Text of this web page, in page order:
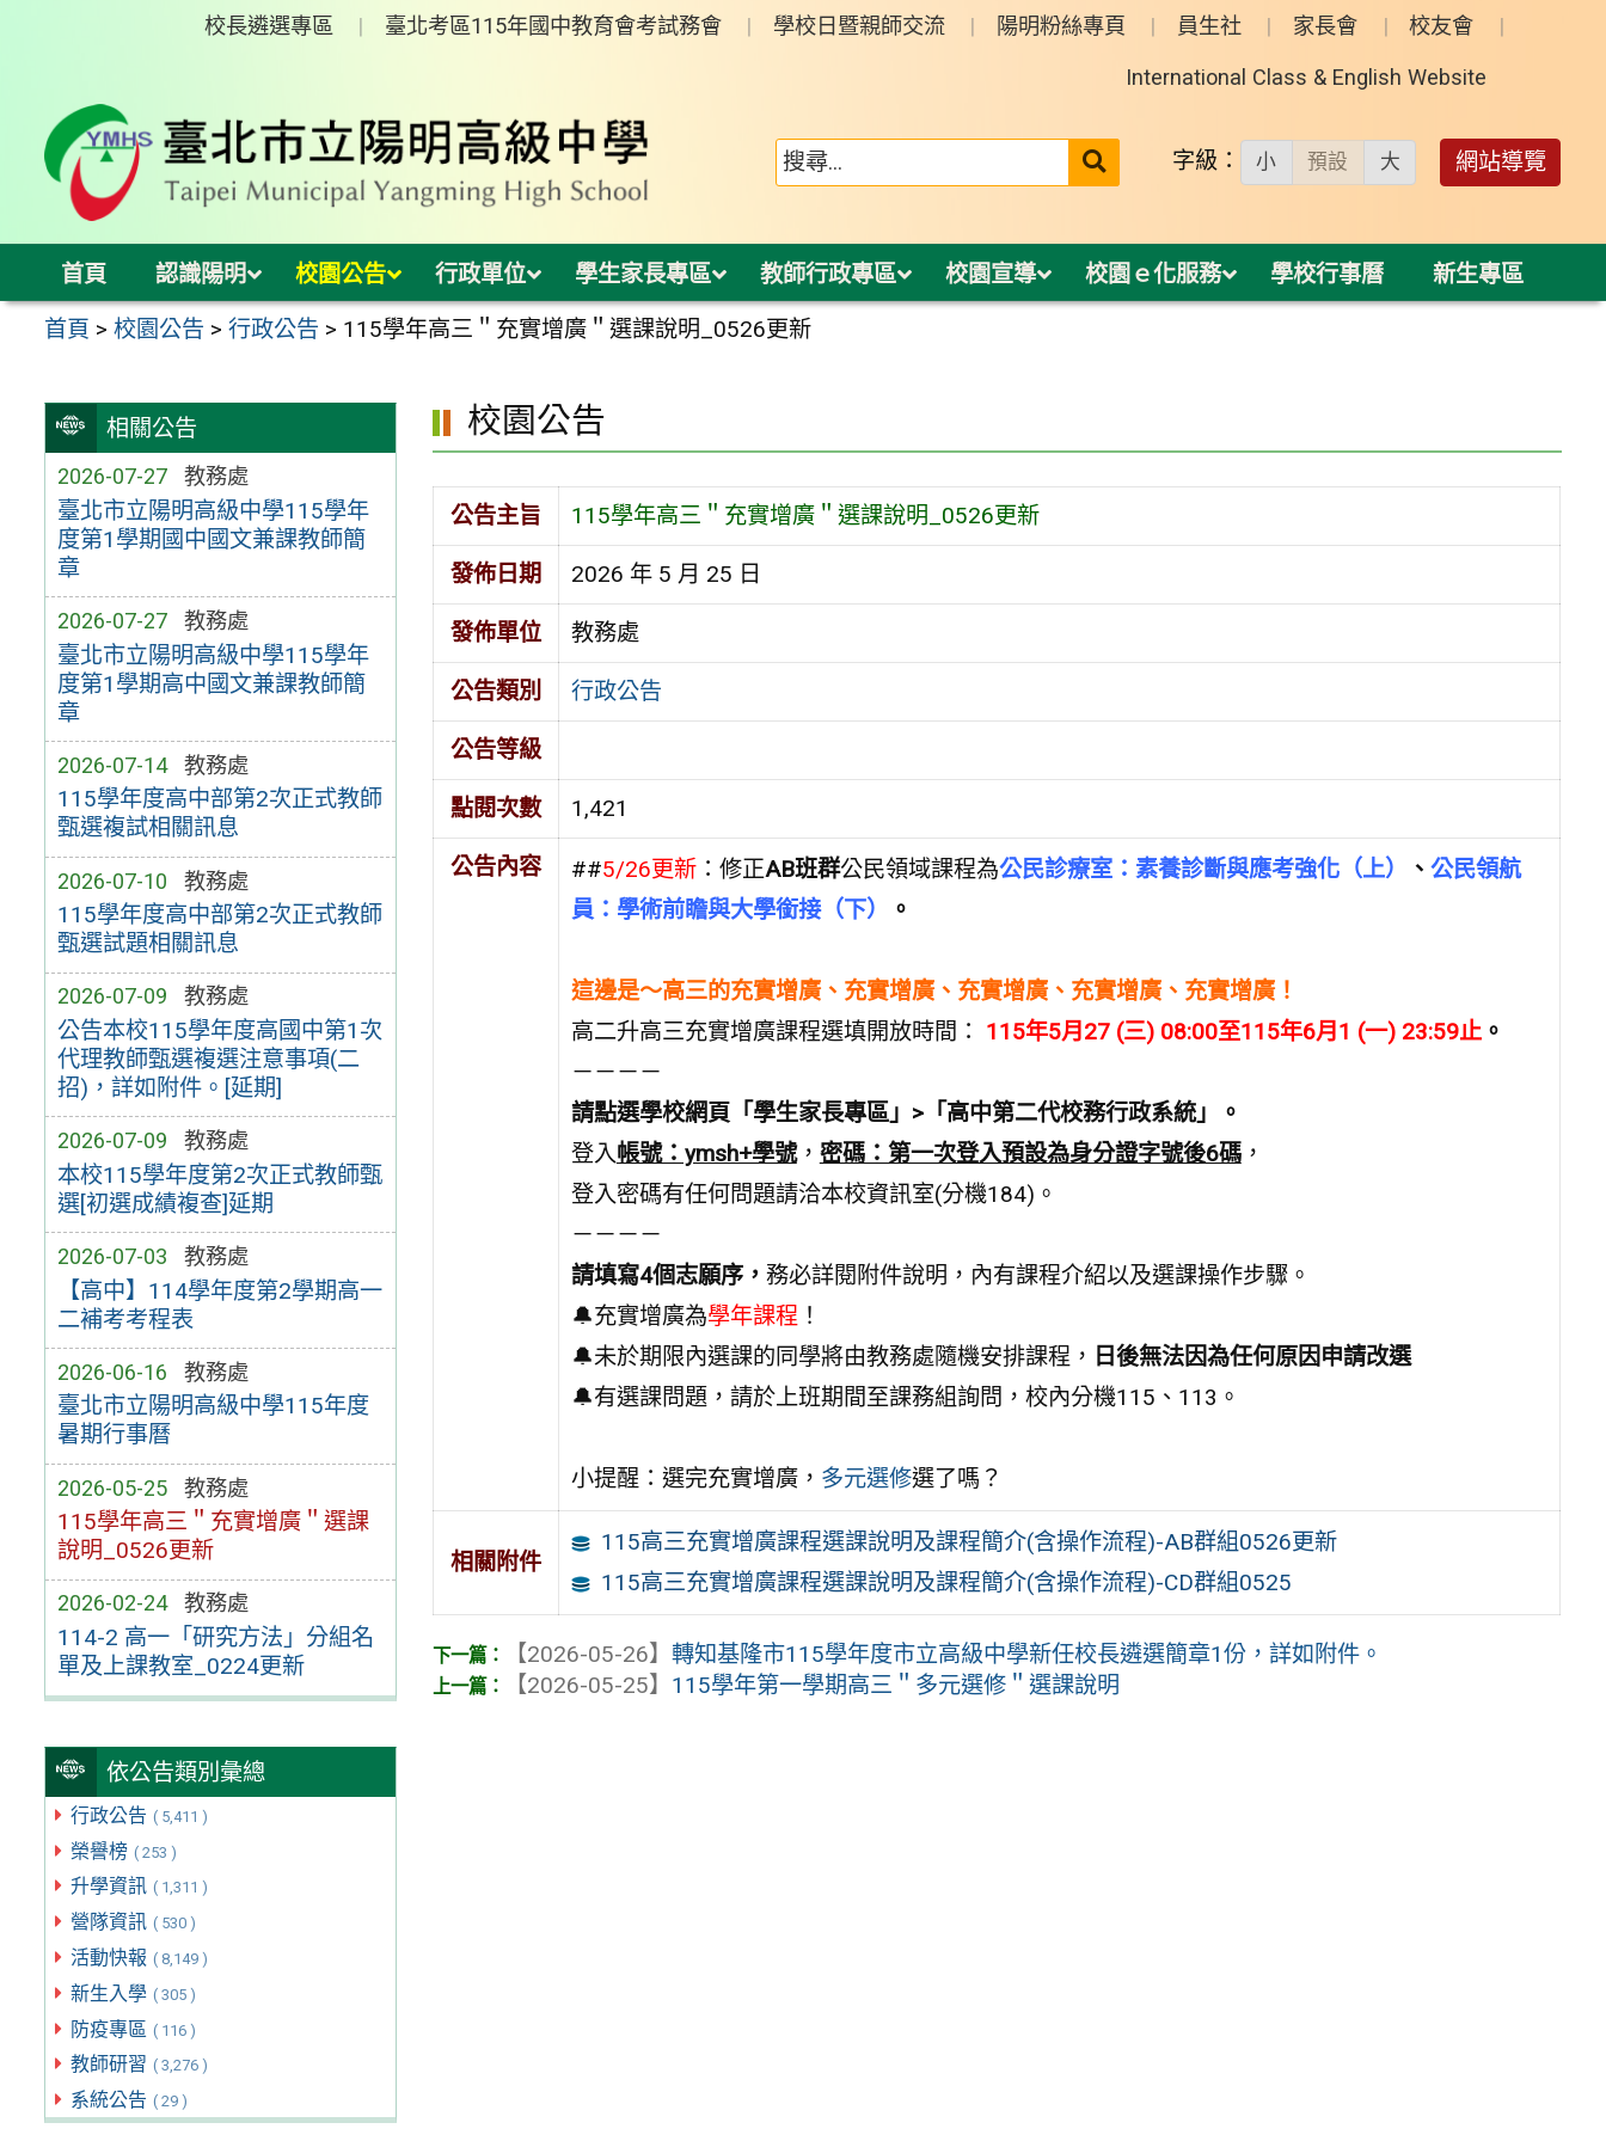
校長遴選專區 臺北考區115年國中教育會考試務會 學校日暨親師交流 陽明粉絲專頁 員生社 家長會 校友會
International Class & English Website
送出 字級： 小 預設 大 網站導覽
首頁 認識陽明 校園公告 行政單位 學生家長專區 教師行政專區 校園宣導 校園ｅ化服務 學校行事曆 新生專區
首頁 >校園公告 >行政公告 > 115學年高三＂充實增廣＂選課說明_0526更新
相關公告
2026-07-27 教務處
臺北市立陽明高級中學115學年
度第1學期國中國文兼課教師簡
章
2026-07-27 教務處
臺北市立陽明高級中學115學年
度第1學期高中國文兼課教師簡
章
2026-07-14 教務處
115學年度高中部第2次正式教師
甄選複試相關訊息
2026-07-10 教務處
115學年度高中部第2次正式教師
甄選試題相關訊息
2026-07-09 教務處
公告本校115學年度高國中第1次
代理教師甄選複選注意事項(二
招)，詳如附件。[延期]
2026-07-09 教務處
本校115學年度第2次正式教師甄
選[初選成績複查]延期
2026-07-03 教務處
【高中】114學年度第2學期高一
二補考考程表
2026-06-16 教務處
臺北市立陽明高級中學115年度
暑期行事曆
2026-05-25 教務處
115學年高三＂充實增廣＂選課
說明_0526更新
2026-02-24 教務處
114-2 高一「研究方法」分組名
單及上課教室_0224更新
依公告類別彙總
行政公告 ( 5,411 )
榮譽榜 ( 253 )
升學資訊 ( 1,311 )
營隊資訊 ( 530 )
活動快報 ( 8,149 )
新生入學 ( 305 )
防疫專區 ( 116 )
教師研習 ( 3,276 )
系統公告 ( 29 )
校園公告
公告主旨 115學年高三＂充實增廣＂選課說明_0526更新
發佈日期 2026 年 5 月 25 日
發佈單位 教務處
公告類別 行政公告
公告等級
點閱次數 1,421
公告內容 ##5/26更新：修正AB班群公民領域課程為公民診療室：素養診斷與應考強化（上） 、 公民領航
員：學術前瞻與大學銜接（下）
。
這邊是～高三的充實增廣、充實增廣、充實增廣、充實增廣、充實增廣！
高二升高三充實增廣課程選填開放時間：
115年5月27 (三) 08:00至115年6月1 (一) 23:59止。
－－－－
請點選學校網頁「學生家長專區」>「高中第二代校務行政系統」。
登入帳號：ymsh+學號， 密碼：第一次登入預設為身分證字號後6碼，
登入密碼有任何問題請洽本校資訊室(分機184)。
－－－－
請填寫4個志願序， 務必詳閱附件說明，內有課程介紹以及選課操作步驟。
🔔充實增廣為學年課程 ！
🔔未於期限內選課的同學將由教務處隨機安排課程， 日後無法因為任何原因申請改選
🔔有選課問題，請於上班期間至課務組詢問，校內分機115、113。
小提醒：選完充實增廣， 多元選修選了嗎？
相關附件
115高三充實增廣課程選課說明及課程簡介(含操作流程)-AB群組0526更新
115高三充實增廣課程選課說明及課程簡介(含操作流程)-CD群組0525
【2026-05-26】轉知基隆市115學年度市立高級中學新任校長遴選簡章1份，詳如附件。
【2026-05-25】 115學年第一學期高三＂多元選修＂選課說明